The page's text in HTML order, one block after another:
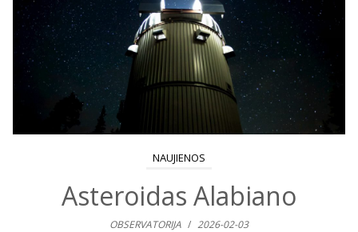
NAUJIENOS
Asteroidas Alabiano
OBSERVATORIJA / 2026-02-03